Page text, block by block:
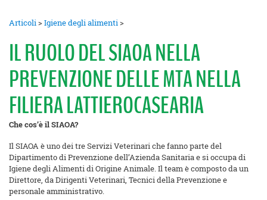
Articoli>Igiene degli alimenti>
IL RUOLO DEL SIAOA NELLA
PREVENZIONE DELLE MTA NELLA
FILIERA LATTIEROCASEARIA
Che cos’èil SIAOA?
Il SIAOA è uno dei tre Servizi Veterinari che fanno parte del
Dipartimento di Prevenzione dell’Azienda Sanitaria e si occupa di
Igiene degli Alimenti di Origine Animale. Il team è composto da un
Direttore, da Dirigenti Veterinari, Tecnici della Prevenzione e
personale amministrativo.